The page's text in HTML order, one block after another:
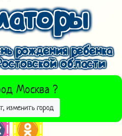
рождения ребенка
области
Москва ?
изменить город
ГОРОД